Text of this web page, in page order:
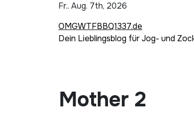
Fr.. Aug. 7th, 2026
OMGWTFBBQ1337.de
Dein Lieblingsblog für Jog- und
Mother 2